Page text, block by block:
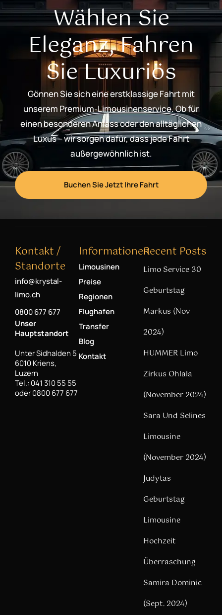
Wählen Sie
Eleganz, Fahren
Sie Luxuriös
Gönnen Sie sich eine erstklassige Fahrt mit
unserem Premium-Limousinenservice. Ob für
einen besonderen Anlass oder den alltäglichen
Luxus – wir sorgen dafür, dass jede Fahrt
außergewöhnlich ist.
Buchen Sie Jetzt Ihre Fahrt
Kontakt /
Standorte
info@krystal-
limo.ch
0800 677 677
Unser
Hauptstandort
Unter Sidhalden 5
6010 Kriens,
Luzern
Tel.: 041 310 55 55
oder 0800 677 677
Informationen
Limousinen
Preise
Regionen
Flughafen
Transfer
Blog
Kontakt
Recent Posts
Limo Service 30
Geburtstag
Markus (Nov
2024)
HUMMER Limo
Zirkus Ohlala
(November 2024)
Sara Und Selines
Limousine
(November 2024)
Judytas
Geburtstag
Limousine
Hochzeit
Überraschung
Samira Dominic
(Sept. 2024)